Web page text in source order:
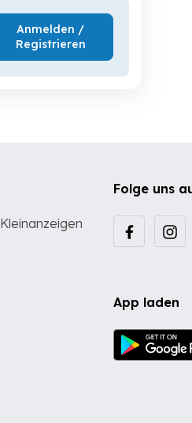
Anmelden /
Registrieren
Folge uns
App laden